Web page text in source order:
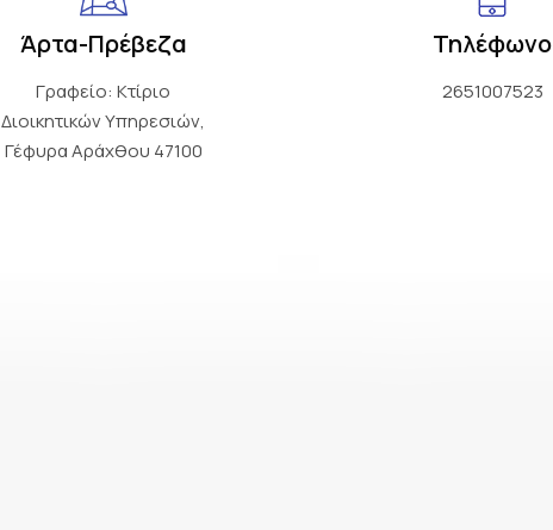
Άρτα-Πρέβεζα
Γραφείο: Κτίριο
Διοικητικών Υπηρεσιών,
Γέφυρα Αράχθου 47100
Τηλέφωνο
2651007523